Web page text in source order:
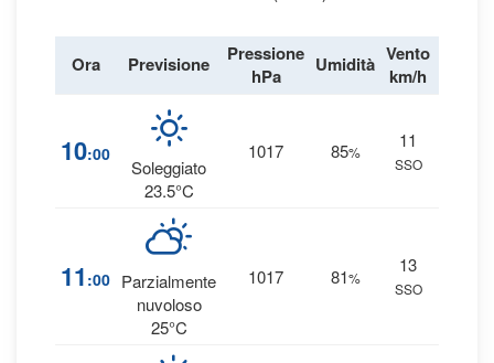
Ora Previsione
Pressione
hPa
Umidità Vento
km/h
10:00
Soleggiato
23.5°C
1017 85%
11
SSO
11 :00 Parzialmente
nuvoloso
25°C
1017 81%
13
SSO